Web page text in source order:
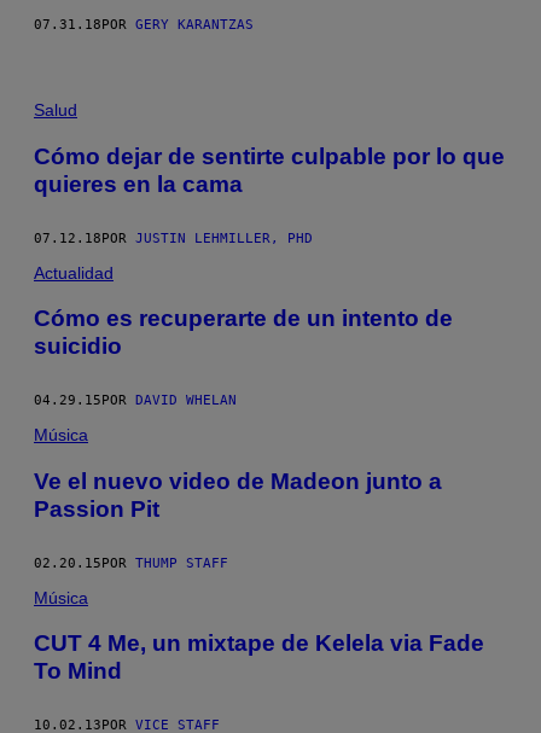
07.31.18 POR GERY KARANTZAS
Salud
Cómo dejar de sentirte culpable por lo que
quieres en la cama
07.12.18POR JUSTIN LEHMILLER, PHD
Actualidad
Cómo es recuperarte de un intento de
suicidio
04.29.15 POR DAVID WHELAN
Música
Ve el nuevo video de Madeon junto a
Passion Pit
02.20.15POR THUMP STAFF
Música
CUT 4 Me, un mixtape de Kelela via Fade
To Mind
10.02.13 POR VICE STAFF